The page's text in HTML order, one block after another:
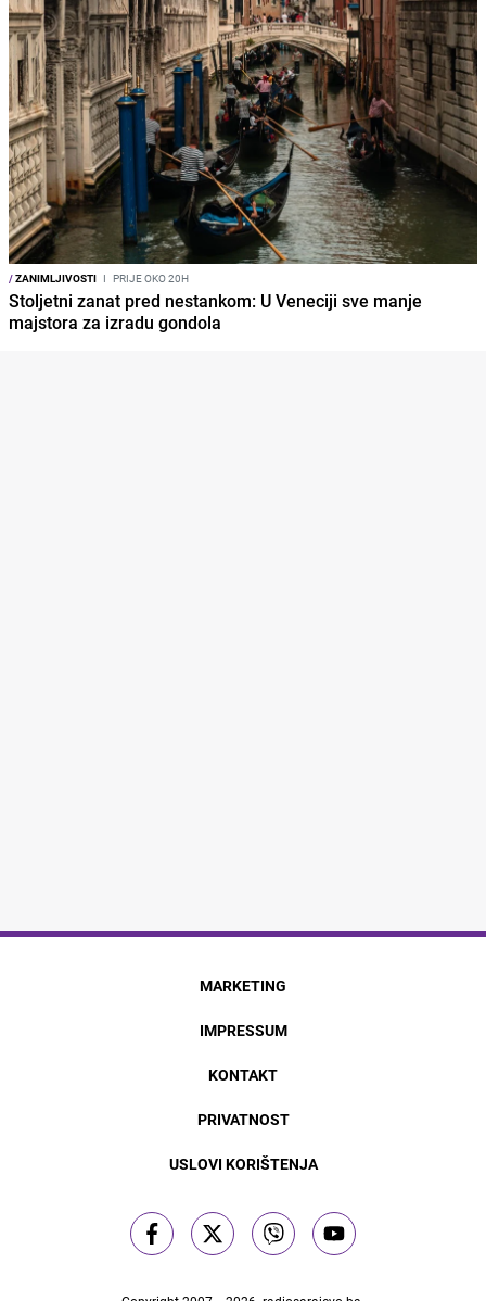
/ZANIMLJIVOSTI I PRIJE OKO 20H
Stoljetni zanat pred nestankom: U Veneciji sve manje
majstora za izradu gondola
MARKETING
IMPRESSUM
KONTAKT
PRIVATNOST
USLOVI KORIŠTENJA